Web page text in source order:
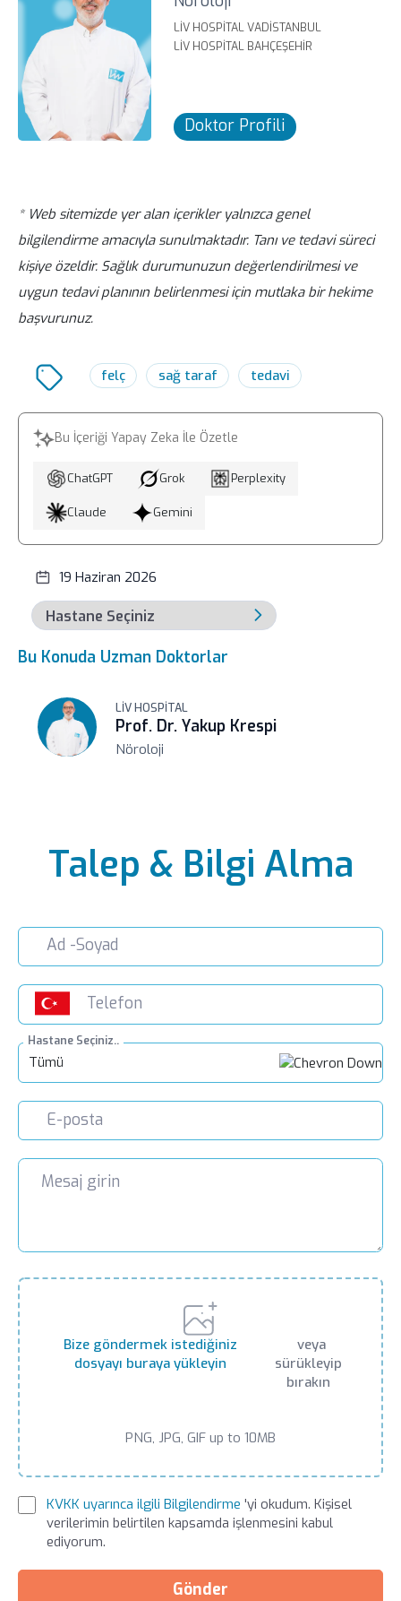
çok mekansal algı sorunları, dikkat
eksikliği ve ihmal sendromu gibi bilişsel
problemlerle karakterizedir.
LIV HOSPITAL VADISTANBUL
LIV HOSPITAL BAHÇEŞEHIR
Doktor Profili
* Web sitemizde yer alan içerikler yalnızca genel
bilgilendirme amacıyla sunulmaktadır. Tanı ve tedavi süreci
kişiye özeldir. Sağlık durumunuzun değerlendirilmesi ve
uygun tedavi planının belirlenmesi için mutlaka bir hekime
başvurunuz.
felç sağ taraf tedavi
Bu İçeriği Yapay Zeka İle Özetle
ChatGPT Grok Perplexity
Claude Gemini
19 Haziran 2026
Bu Konuda Uzman Doktorlar
LIV HOSPITAL
Prof. Dr. Yakup Krespi
Nöroloji
Talep & Bilgi Alma
Hastane Seçiniz..
Tümü
Bize göndermek istediğiniz
dosyayı buraya yükleyin
veya
sürükleyip
bırakın
PNG, JPG, GIF up to 10MB
KVKK uyarınca ilgili Bilgilendirme 'yi okudum. Kişisel
verilerimin belirtilen kapsamda işlenmesini kabul
ediyorum.
Gönder